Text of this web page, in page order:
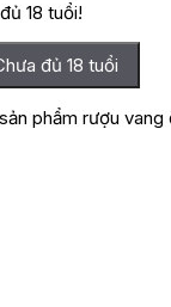
18 tuổi!
đủ 18 tuổi
phẩm rượu vang